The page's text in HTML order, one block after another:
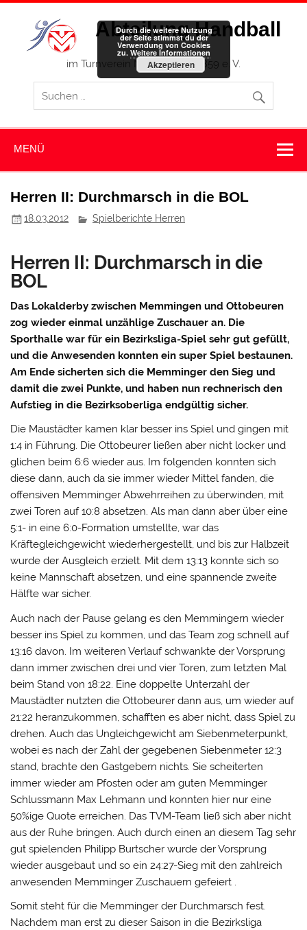
Zum
springen
Abteilung Handball
im Turnverein Memmingen 1859 e. V.
MENÜ
Herren II: Durchmarsch in die BOL
18.03.2012 Spielberichte Herren
Herren II: Durchmarsch in die
BOL
Das Lokalderby zwischen Memmingen und Ottobeuren
zog wieder einmal unzählige Zuschauer an. Die
Sporthalle war für ein Bezirksliga-Spiel sehr gut gefüllt,
und die Anwesenden konnten ein super Spiel bestaunen.
Am Ende sicherten sich die Memminger den Sieg und
damit die zwei Punkte, und haben nun rechnerisch den
Aufstieg in die Bezirksoberliga endgültig sicher.
Die Maustädter kamen klar besser ins Spiel und gingen mit
1:4 in Führung. Die Ottobeurer ließen aber nicht locker und
glichen beim 6:6 wieder aus. Im folgenden konnten sich
diese dann, auch da sie immer wieder Mittel fanden, die
offensiven Memminger Abwehrreihen zu überwinden, mit
zwei Toren auf 10:8 absetzen. Als man dann aber über eine
5:1- in eine 6:0-Formation umstellte, war das
Kräftegleichgewicht wiederhergestellt, und bis zur Halbzeit
wurde der Ausgleich erzielt. Mit dem 13:13 konnte sich so
keine Mannschaft absetzen, und eine spannende zweite
Hälfte war sicher.
Auch nach der Pause gelang es den Memmingern wieder
besser ins Spiel zu kommen, und das Team zog schnell auf
13:16 davon. Im weiteren Verlauf schwankte der Vorsprung
dann immer zwischen drei und vier Toren, zum letzten Mal
beim Stand von 18:22. Eine doppelte Unterzahl der
Maustädter nutzten die Ottobeurer dann aus, um wieder auf
21:22 heranzukommen, schafften es aber nicht, dass Spiel zu
drehen. Auch das Ungleichgewicht am Siebenmeterpunkt,
wobei es nach der Zahl der gegebenen Siebenmeter 12:3
stand, brachte den Gastgebern nichts. Sie scheiterten
immer wieder am Pfosten oder am guten Memminger
Schlussmann Max Lehmann und konnten hier nur eine
50%ige Quote erreichen. Das TVM-Team ließ sich aber nicht
aus der Ruhe bringen. Auch durch einen an diesem Tag sehr
gut spielenden Philipp Burtscher wurde der Vorsprung
wieder ausgebaut und so ein 24:27-Sieg mit den zahlreich
anwesenden Memminger Zuschauern gefeiert .
Somit steht für die Memminger der Durchmarsch fest.
Nachdem man erst zu dieser Saison in die Bezirksliga
Durch die weitere Nutzung
der Seite stimmst du der
Verwendung von Cookies
zu. Weitere Informationen
Akzeptieren